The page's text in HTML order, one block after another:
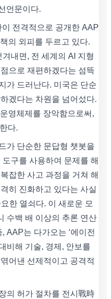
언문이다.
전격적으로 공개한 AAP
의 외피를 두르고 있다.
내면, 전 세계의 AI 지형
으로 재편하겠다는 섬뜩
가 드러난다. 미국은 단순
겠다는 차원을 넘어섰다.
영체제를 장악함으로써,
다.
가 단순한 문답형 챗봇을
구를 사용하여 문제를 해
잡한 사고 과정을 거쳐 해
히 진화하고 있다는 사실
한 열쇠다. 이 새로운 모
수백 배 이상의 추론 연산
AAP는 다가오는 ‘에이전
비해 기술, 경제, 안보를
어낸 선제적이고 공격적
의 허가 절차를 전시戰時